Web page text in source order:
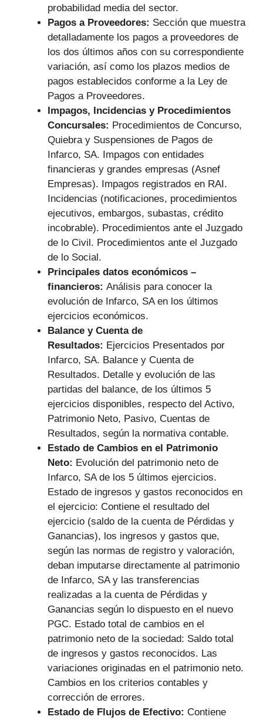
probabilidad media del sector.
Pagos a Proveedores: Sección que muestra
detalladamente los pagos a proveedores de
los dos últimos años con su correspondiente
variación, así como los plazos medios de
pagos establecidos conforme a la Ley de
Pagos a Proveedores.
Impagos, Incidencias y Procedimientos
Concursales: Procedimientos de Concurso,
Quiebra y Suspensiones de Pagos de
Infarco, SA. Impagos con entidades
financieras y grandes empresas (Asnef
Empresas). Impagos registrados en RAI.
Incidencias (notificaciones, procedimientos
ejecutivos, embargos, subastas, crédito
incobrable). Procedimientos ante el Juzgado
de lo Civil. Procedimientos ante el Juzgado
de lo Social.
Principales datos económicos –
financieros: Análisis para conocer la
evolución de Infarco, SA en los últimos
ejercicios económicos.
Balance y Cuenta de
Resultados: Ejercicios Presentados por
Infarco, SA. Balance y Cuenta de
Resultados. Detalle y evolución de las
partidas del balance, de los últimos 5
ejercicios disponibles, respecto del Activo,
Patrimonio Neto, Pasivo, Cuentas de
Resultados, según la normativa contable.
Estado de Cambios en el Patrimonio
Neto: Evolución del patrimonio neto de
Infarco, SA de los 5 últimos ejercicios.
Estado de ingresos y gastos reconocidos en
el ejercicio: Contiene el resultado del
ejercicio (saldo de la cuenta de Pérdidas y
Ganancias), los ingresos y gastos que,
según las normas de registro y valoración,
deban imputarse directamente al patrimonio
de Infarco, SA y las transferencias
realizadas a la cuenta de Pérdidas y
Ganancias según lo dispuesto en el nuevo
PGC. Estado total de cambios en el
patrimonio neto de la sociedad: Saldo total
de ingresos y gastos reconocidos. Las
variaciones originadas en el patrimonio neto.
Cambios en los criterios contables y
corrección de errores.
Estado de Flujos de Efectivo: Contiene